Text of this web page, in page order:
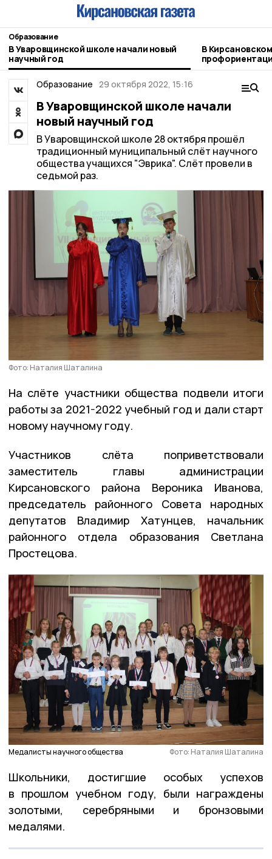
Образование
В Уваровщинской школе начали новый
научный год
В
будущее»
Образование 29 октября 2022, 15:16
В Уваровщинской школе начали
новый научный год
В Уваровщинской школе 28 октября прошёл
традиционный муниципальный слёт научного
общества учащихся "Эврика". Слёт провели в
седьмой раз.
Фото: Наталия Шаталина
На слёте участники общества подвели итоги
работы за 2021-2022 учебный год и дали старт
новому научному году.
Участников слёта поприветствовали
заместитель главы администрации
Кирсановского района Вероника Иванова,
председатель районного Совета народных
депутатов Владимир Хатунцев, начальник
районного отдела образования Светлана
Простецова.
Медалисты научного общества Фото: Наталия Шаталина
Школьники, достигшие особых успехов
в прошлом учебном году, были награждены
золотыми, серебряными и бронзовыми
медалями.